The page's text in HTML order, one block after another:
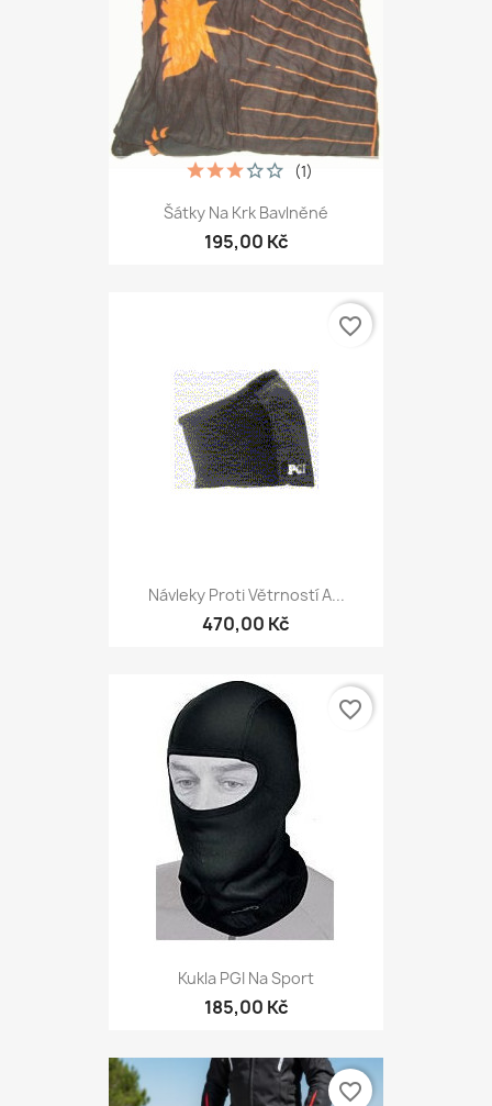
Šátky Na Krk Bavlněné
195,00 Kč
(1)
Návleky Proti Větrností A...
470,00 Kč
favorite_border
Kukla PGI Na Sport
185,00 Kč
favorite_border
favorite_border